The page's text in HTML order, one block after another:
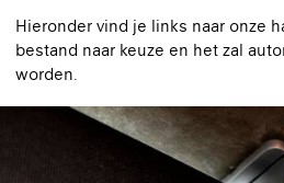
Hieronder vind je links naar onze
bestand naar keuze en het zal
worden.